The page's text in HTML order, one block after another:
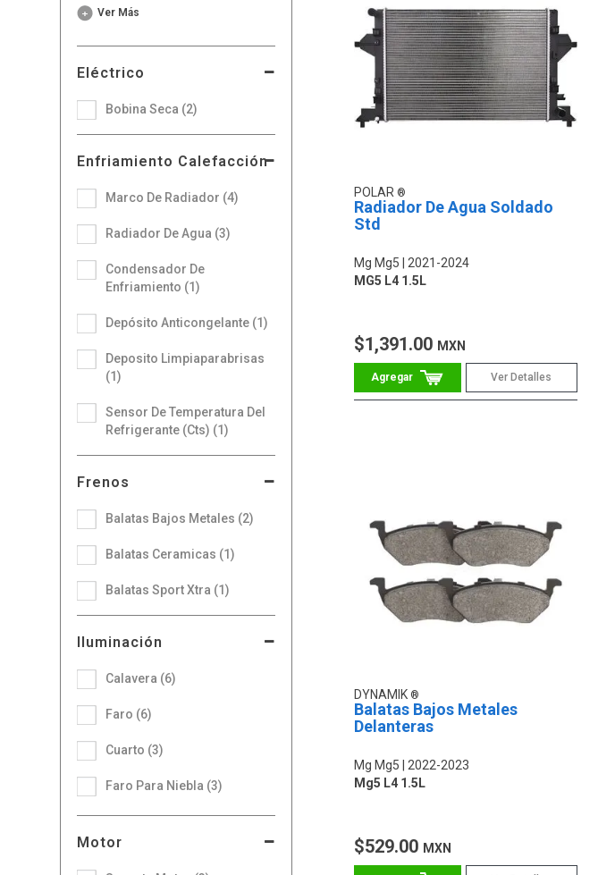
Ver Más
Eléctrico
Bobina Seca (2)
Enfriamiento Calefacción
Marco De Radiador (4)
Radiador De Agua (3)
Condensador De
Enfriamiento (1)
Depósito Anticongelante (1)
Deposito Limpiaparabrisas
(1)
Sensor De Temperatura Del
Refrigerante (Cts) (1)
Frenos
Balatas Bajos Metales (2)
Balatas Ceramicas (1)
Balatas Sport Xtra (1)
Iluminación
Calavera (6)
Faro (6)
Cuarto (3)
Faro Para Niebla (3)
Motor
POLAR
Radiador De Agua Soldado
Std
Mg Mg5
2021-2024
MG5 L4 1.5L
$1,391.00 MXN
Ver Detalles
DYNAMIK
Balatas Bajos Metales
Delanteras
Mg Mg5
2022-2023
Mg5 L4 1.5L
$529.00 MXN